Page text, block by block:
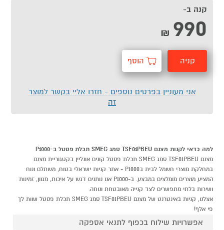
קנה ב-
990
₪
קניה הוסף
אני מעוניין בפרטים נוספים - חזרו אליי בקשר למוצר
זה
למה כדאי לקנות מצנם TSF01PBEU סמג SMEG תכלת פסטל ב-P1000
מצנם TSF01PBEU סמג SMEG תכלת פסטל קונים אונליין בקטגוריית מצנם
במחלקת מוצרי חשמל לבית בP1000 - אתר קניות ישראלי בטוח, משתלם ונוח
המציע מוצרים מומלצים במבצע. ב-P1000 אנו נותנים דגש על איכות, מגוון, זמינות
ושירות בלתי מתפשרים לצד קנייה מאובטחת ונוחה.
אצלנו, קניות באינטרנט של מצנם TSF01PBEU סמג SMEG תכלת פסטל שוות לך
פי אלף!
אפשרויות שילוח בכפוף לתנאי אספקה